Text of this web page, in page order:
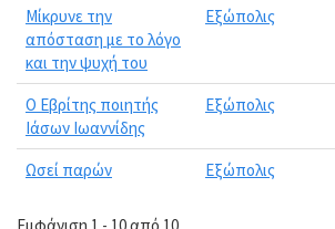
Μίκρυνε την
απόσταση με το λόγο
και την ψυχή του
Εξώπολις
Ο Εβρίτης ποιητής
Ιάσων Ιωαννίδης
Εξώπολις
Ωσεί παρών Εξώπολις
Εμφάνιση 1 - 10 από 10